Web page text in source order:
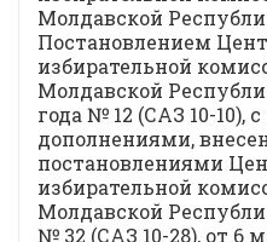
Молдавской
Постановлением
избирательной
Молдавской
года № 12 (САЗ 10-10),
дополнениями,
постановлениями
избирательной
Молдавской
№ 32 (САЗ 10-28), от 6